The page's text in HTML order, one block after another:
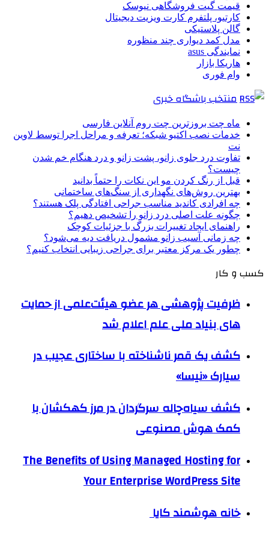
قیمت گیت فروشگاهی نیوسک
کارتیو، پلتفرم کارت ویزیت دیجیتال
گالن پلاستیکی
مدل کمد دیواری چند منظوره
نمایندگی asus
هاریکا بازار
وام فوری
منتخب باشگاه خبری
ماه چت بروزترین چت روم آنلاین فارسی
خدمات نصب اکتیو شبکه؛ تعرفه و مراحل اجرا توسط لاوین
نت
تفاوت درد جلوی زانو، پشت زانو و درد هنگام خم شدن
چیست؟
قبل از رنگ کردن مو این نکات را حتماً بدانید
بهترین روش‌های نگهداری از سنگ‌های ساختمانی
چه افرادی کاندید مناسب جراحی افتادگی پلک هستند؟
چگونه علت اصلی درد زانو را تشخیص دهیم؟
راهنمای ایجاد تغییرات بزرگ با جزئیات کوچک
چه زمانی آسیب زانو مشمول دریافت دیه می‌شود؟
چطور یک مرکز معتبر برای جراحی زیبایی انتخاب کنیم؟
کسب و کار
ظرفیت پژوهشی هر عضو هیئت‌علمی از حمایت
های بنیاد ملی علم اعلام شد
کشف یک قمر ناشناخته با ساختاری عجیب در
سیارک «نیسا»
کشف سیاه‌چاله سرگردان در مرز کهکشان با
کمک هوش مصنوعی
The Benefits of Using Managed Hosting for
Your Enterprise WordPress Site
خانه هوشمند کایا